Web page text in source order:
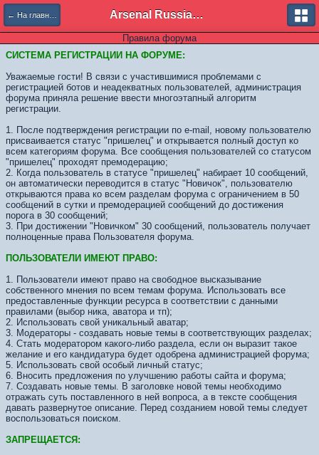
← На главную Arsenal Russian Speaking Supporters Club
Правила форума
СИСТЕМА РЕГИСТРАЦИИ НА ФОРУМЕ:
Уважаемые гости! В связи с участившимися проблемами с
регистрацией ботов и неадекватных пользователей, администрация
форума приняла решение ввести многоэтапный алгоритм
регистрации.
1. После подтверждения регистрации по e-mail, новому пользователю
присваивается статус "пришелец" и открывается полный доступ ко
всем категориям форума. Все сообщения пользователей со статусом
"пришелец" проходят премодерацию;
2. Когда пользователь в статусе "пришелец" набирает 10 сообщений,
он автоматически переводится в статус "Новичок", пользователю
открываются права ко всем разделам форума с ограничением в 50
сообщений в сутки и премодерацией сообщений до достижения
порога в 30 сообщений;
3. При достижении "Новичком" 30 сообщений, пользователь получает
полноценные права Пользователя форума.
ПОЛЬЗОВАТЕЛИ ИМЕЮТ ПРАВО:
1. Пользователи имеют право на свободное высказывание
собственного мнения по всем темам форума. Использовать все
предоставленные функции ресурса в соответствии с данными
правилами (выбор ника, аватора и тп);
2. Использовать свой уникальный аватар;
3. Модераторы - создавать новые темы в соответствующих разделах;
4. Стать модератором какого-либо раздела, если он выразит такое
желание и его кандидатура будет одобрена администрацией форума;
5. Использовать свой особый личный статус;
6. Вносить предложения по улучшению работы сайта и форума;
7. Создавать новые темы. В заголовке новой темы необходимо
отражать суть поставленного в ней вопроса, а в тексте сообщения
давать развернутое описание. Перед созданием новой темы следует
воспользоваться поиском.
ЗАПРЕЩАЕТСЯ: